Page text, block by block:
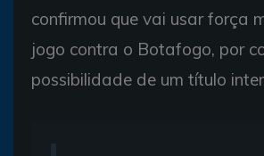
confirmou que vai usar força
jogo contra o Botafogo, por
possibilidade de um título